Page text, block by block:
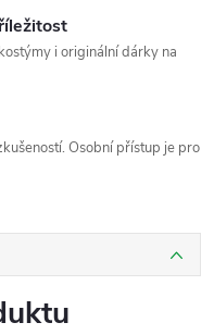
i originální dárky na
Osobní přístup je pro